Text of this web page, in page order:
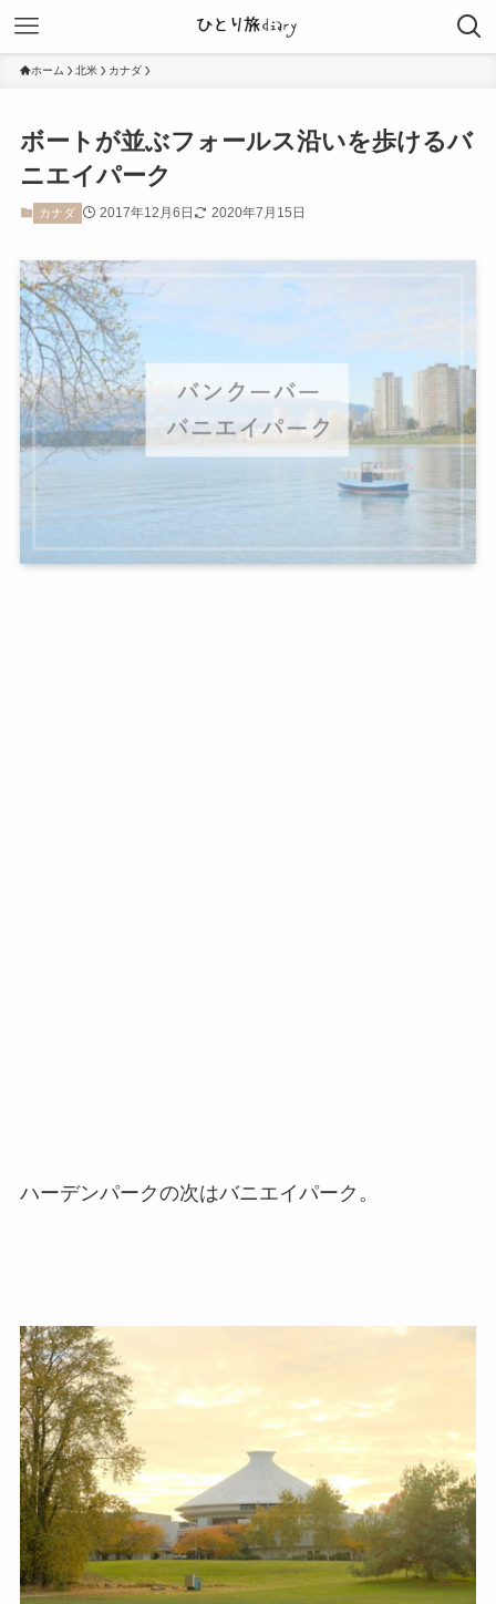
ホーム 北米 カナダ
ボートが並ぶフォールス沿いを歩けるバ
ニエイパーク
カナダ 2017年12月6日 2020年7月15日
ハーデンパークの次はバニエイパーク。